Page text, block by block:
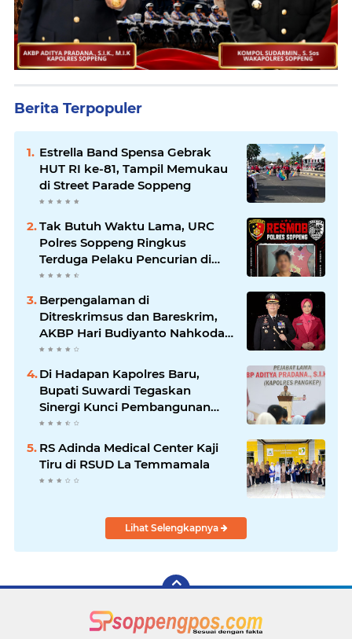
Berita Terpopuler
Estrella Band Spensa Gebrak
HUT RI ke-81, Tampil Memukau
di Street Parade Soppeng
Tak Butuh Waktu Lama, URC
Polres Soppeng Ringkus
Terduga Pelaku Pencurian di
Liliriaja
Berpengalaman di
Ditreskrimsus dan Bareskrim,
AKBP Hari Budiyanto Nahkodai
Polres Soppeng
Di Hadapan Kapolres Baru,
Bupati Suwardi Tegaskan
Sinergi Kunci Pembangunan
Soppeng
RS Adinda Medical Center Kaji
Tiru di RSUD La Temmamala
Lihat Selengkapnya